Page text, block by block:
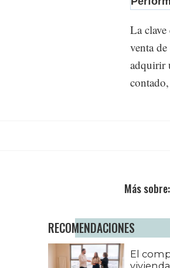
La
venta
adquirir
RECOMENDACIONES
El